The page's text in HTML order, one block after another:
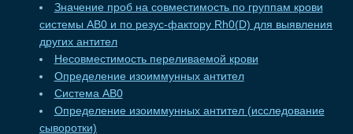
Значение проб на совместимость по группам крови
системы АВ0 и по резус-фактору Rh0(D) для выявления
других антител
Несовместимость переливаемой крови
Определение изоиммунных антител
Система АВ0
Определение изоиммунных антител (исследование
сыворотки)